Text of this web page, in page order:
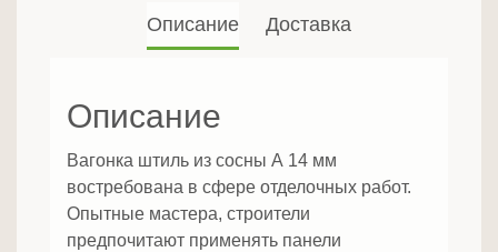
Описание Доставка
Описание
Вагонка штиль из сосны А 14 мм
востребована в сфере отделочных работ.
Опытные мастера, строители
предпочитают применять панели